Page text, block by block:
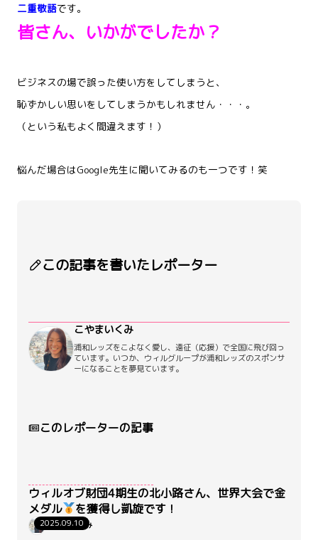
二重敬語です。
皆さん、いかがでしたか？
ビジネスの場で誤った使い方をしてしまうと、
恥ずかしい思いをしてしまうかもしれません・・・。
（という私もよく間違えます！）
悩んだ場合はGoogle先生に聞いてみるのも一つです！笑
この記事を書いたレポーター
こやまいくみ
浦和レッズをこよなく愛し、遠征（応援）で全国に飛び回っ
ています。いつか、ウィルグループが浦和レッズのスポンサ
ーになることを夢見ています。
このレポーターの記事
ウィルオブ財団4期生の北小路さん、世界大会で金
メダル
を獲得し凱旋です！
2025.09.10
こやまいくみ